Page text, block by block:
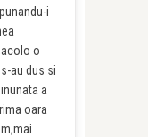
i
o
au dus si
a
oara